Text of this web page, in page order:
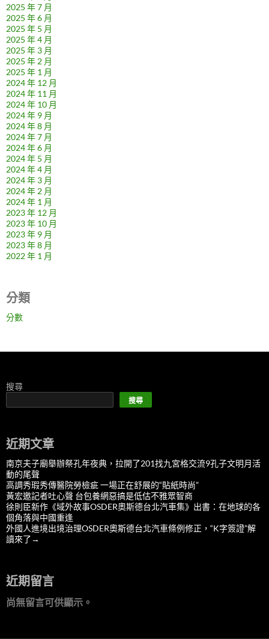
2025 年 7 月
2025 年 6 月
2025 年 5 月
2025 年 4 月
2025 年 3 月
2025 年 2 月
2025 年 1 月
2024 年 12 月
2024 年 11 月
2024 年 10 月
2024 年 9 月
2024 年 8 月
2024 年 7 月
2024 年 6 月
2024 年 5 月
2024 年 4 月
2024 年 3 月
2024 年 2 月
2024 年 1 月
2023 年 12 月
2023 年 10 月
2023 年 9 月
2023 年 8 月
2022 年 1 月
分類
分數
搜尋
搜尋
近期文章
南京夫子廟舉辦祭孔年夜典，拉開了201找九宮格交流9孔子文明月活
動的尾聲
高調秀瑕秀傳醫院勞檢疵 一場正在舒展的“貼紙時尚”
黃宏邀記者吐心聲 台包養網惡搞是低估不雅眾智商
徐則臣新作《域外故事OSDER奧斯德台北汽車集》出書：在地球的各
個角落與中國重逢
外國人進境出境治理OSDER奧斯德台北汽車條例修正，“K字簽證”解
讀來了→
近期留言
尚無留言可供顯示。